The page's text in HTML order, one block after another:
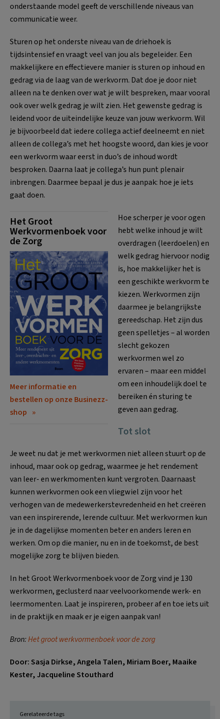
onderstaande model geeft de verschillende niveaus van
communicatie weer.
Sturen op het onderste niveau van de driehoek is
tijdsintensief en vraagt veel van jou als begeleider. Een
makkelijkere en effectievere manier is sturen op inhoud en
gedrag via de laag van de werkvorm. Dat doe je door niet
alleen na te denken over wat je wilt bespreken, maar vooral
ook over welk gedrag je wilt zien. Het gewenste gedrag is
leidend voor de uiteindelijke keuze van jouw werkvorm. Wil
je bijvoorbeeld dat iedere collega actief deelneemt en niet
alleen de collega’s met het hoogste woord, dan kies je voor
een werkvorm waar eerst in duo’s de inhoud wordt
besproken. Daarna laat je collega’s hun punt plenair
inbrengen. Daarmee bepaal je dus je aanpak: hoe je iets
gaat doen.
Het Groot
Werkvormenboek voor
de Zorg
Meer informatie en
bestellen op onze Businezz-
shop
Hoe scherper je voor ogen
hebt welke inhoud je wilt
overdragen (leerdoelen) en
welk gedrag hiervoor nodig
is, hoe makkelijker het is
een geschikte werkvorm te
kiezen. Werkvormen zijn
daarmee je belangrijkste
gereedschap. Het zijn dus
geen spelletjes – al worden
slecht gekozen
werkvormen wel zo
ervaren – maar een middel
om een inhoudelijk doel te
bereiken én sturing te
geven aan gedrag.
Tot slot
Je weet nu dat je met werkvormen niet alleen stuurt op de
inhoud, maar ook op gedrag, waarmee je het rendement
van leer- en werkmomenten kunt vergroten. Daarnaast
kunnen werkvormen ook een vliegwiel zijn voor het
verhogen van de medewerkerstevredenheid en het creëren
van een inspirerende, lerende cultuur. Met werkvormen kun
je in de dagelijkse momenten beter en anders leren en
werken. Om op die manier, nu en in de toekomst, de best
mogelijke zorg te blijven bieden.
In het Groot Werkvormenboek voor de Zorg vind je 130
werkvormen, geclusterd naar veelvoorkomende werk- en
leermomenten. Laat je inspireren, probeer af en toe iets uit
in de praktijk en maak er je eigen aanpak van!
Bron:Het groot werkvormenboek voor de zorg
Door:Sasja Dirkse, Angela Talen, Miriam Boer, Maaike
Kester, Jacqueline Stouthard
Gerelateerde tags